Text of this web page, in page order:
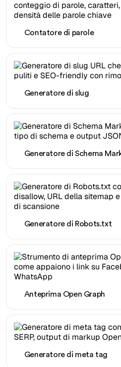
Contatore di parole
Generatore di slug
Generatore di Schema
Generatore di Robots.txt
Anteprima Open Graph
Generatore di meta tag